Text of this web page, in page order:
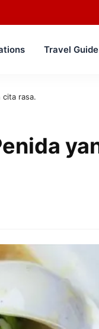
Travel Guide
cita rasa.